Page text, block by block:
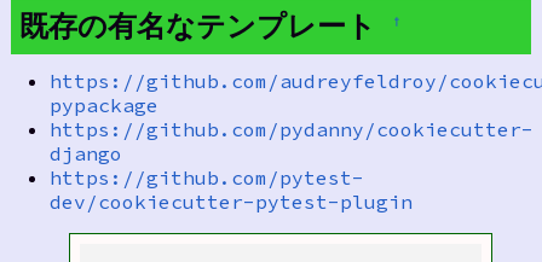
既存の有名なテンプレート †
https://github.com/audreyfeldroy/
pypackage
https://github.com/pydanny/cookiecutter-
django
https://github.com/pytest-
dev/cookiecutter-pytest-plugin